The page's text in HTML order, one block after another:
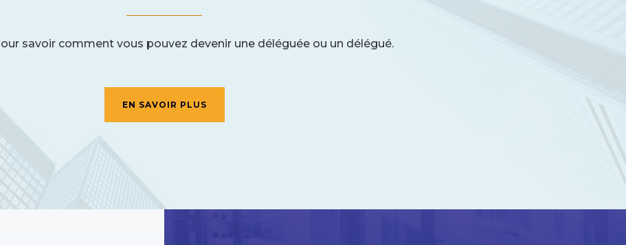
savoir comment vous pouvez devenir une déléguée ou un délégué.
EN SAVOIR PLUS